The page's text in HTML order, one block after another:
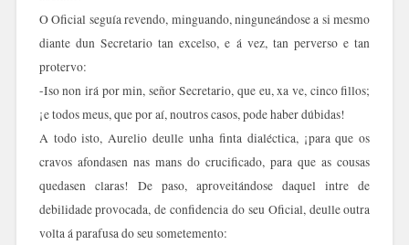
O Oficial seguía revendo, minguando, ninguneándose a si mesmo
diante dun Secretario tan excelso, e á vez, tan perverso e tan
protervo:
-Iso non irá por min, señor Secretario, que eu, xa ve, cinco fillos;
¡e todos meus, que por aí, noutros casos, pode haber dúbidas!
A todo isto, Aurelio deulle unha finta dialéctica, ¡para que os
cravos afondasen nas mans do crucificado, para que as cousas
quedasen claras! De paso, aproveitándose daquel intre de
debilidade provocada, de confidencia do seu Oficial, deulle outra
volta á parafusa do seu sometemento: